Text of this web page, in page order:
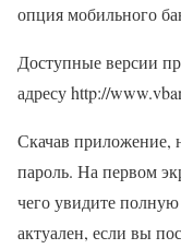
опция мобильного
Доступные версии
адресу http://
Скачав приложение,
пароль. На первом
чего увидите
актуален, если вы